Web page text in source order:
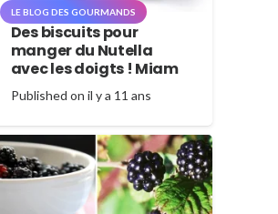
LE BLOG DES GOURMANDS
Des biscuits pour
manger du Nutella
avec les doigts ! Miam
Published on il y a 11 ans